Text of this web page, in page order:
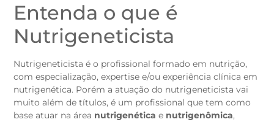
Entenda o que é
Nutrigeneticista
Nutrigeneticista é o profissional formado em nutrição,
com especialização, expertise e/ou experiência clínica em
nutrigenética. Porém a atuação do nutrigeneticista vai
muito além de títulos, é um profissional que tem como
base atuar na área nutrigenéticae nutrigenômica,